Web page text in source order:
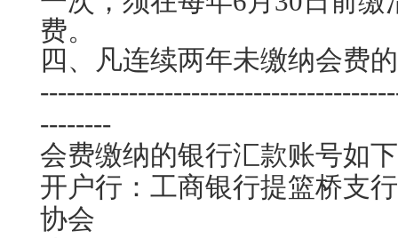
费。
四、凡连续两年未缴纳会费
--------
会费缴纳的银行汇款账号如
开户行：工商银行提篮桥
协会